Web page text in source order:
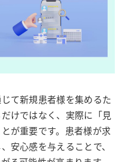
て新規患者様を集めるた
けではなく、実際に「見
が重要です。患者様が求
安心感を与えることで、